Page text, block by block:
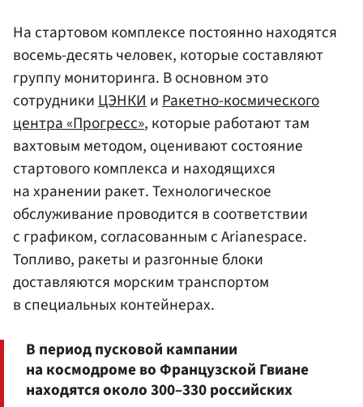
На стартовом комплексе постоянно находятся
восемь-десять человек, которые составляют
группу мониторинга. В основном это
сотрудникиЦЭНКИиРакетно-космического
центра «Прогресс», которые работают там
вахтовым методом, оценивают состояние
стартового комплекса и находящихся
на хранении ракет. Технологическое
обслуживание проводится в соответствии
с графиком, согласованным с Arianespace.
Топливо, ракеты и разгонные блоки
доставляются морским транспортом
в специальных контейнерах.
В период пусковой кампании
на космодроме во Французской Гвиане
находятся около 300–330 российских